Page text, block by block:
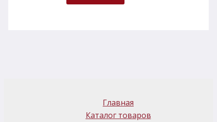
Главная
Каталог товаров